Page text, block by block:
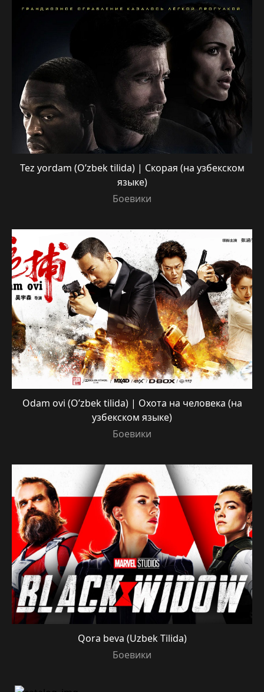
Tez yordam (O’zbek tilida) | Скорая (на узбекском
языке)
Боевики
Odam ovi (O’zbek tilida) | Охота на человека (на
узбекском языке)
Боевики
Qora beva (Uzbek Tilida)
Боевики